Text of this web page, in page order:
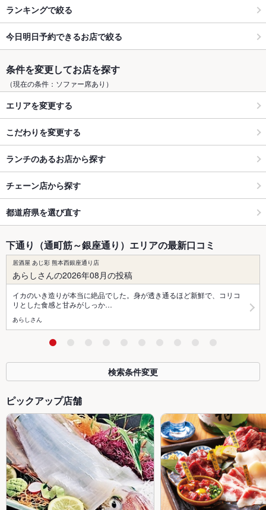
ランキングで絞る
今日明日予約できるお店で絞る
条件を変更してお店を探す
（現在の条件：ソファー席あり）
エリアを変更する
こだわりを変更する
ランチのあるお店から探す
チェーン店から探す
都道府県を選び直す
下通り（通町筋～銀座通り）エリアの最新口コミ
居酒屋 あじ彩 熊本西銀座通り店
あらしさんの2026年08月の投稿
イカのいき造りが本当に絶品でした。身が透き通るほど新鮮で、コリコ
リとした食感と甘みがしっか…
あらしさん
検索条件変更
ピックアップ店舗